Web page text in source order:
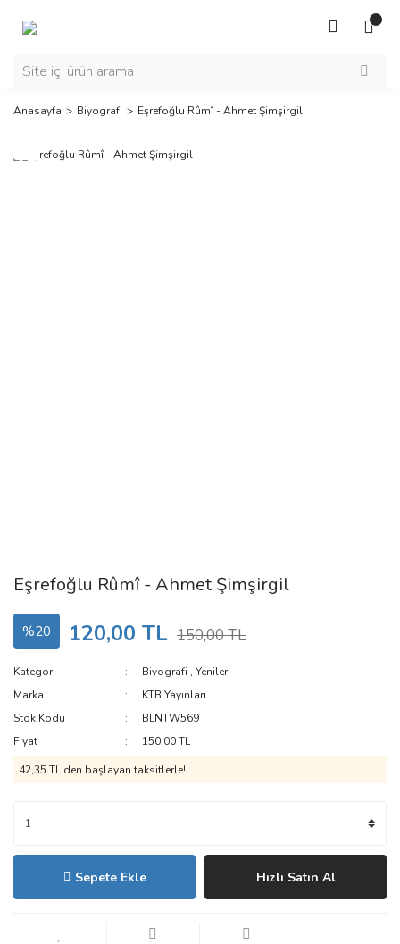
Anasayfa Biyografi Eşrefoğlu Rûmî - Ahmet Şimşirgil
Eşrefoğlu Rûmî - Ahmet Şimşirgil
%20 120,00 TL 150,00 TL
Kategori Biyografi ,Yeniler
Marka
KTB Yayınları
Stok Kodu
BLNTW569
Fiyat
150,00 TL
42,35 TL den başlayan taksitlerle!
Sepete Ekle Hızlı Satın Al